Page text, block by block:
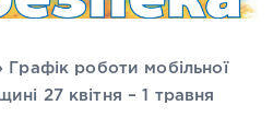
Графік роботи мобільної
27 квітня – 1 травня